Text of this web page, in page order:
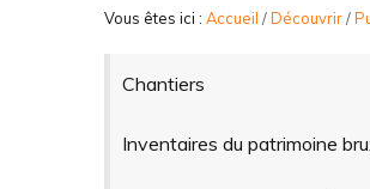
Vous êtes ici : Accueil /Découvrir/
Chantiers
Inventaires du patrimoine